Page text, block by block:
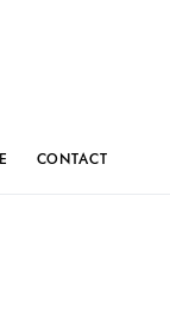
CONTACT